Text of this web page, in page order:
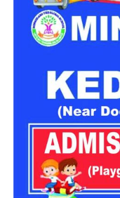
रिपोर्ट के मुताबिक लोग
के दस साल के शासन में
जिनके वो आवाज उठाते
कलह, कुछ स्तरों पर
सामने आई है। बीते कुछ
मामले सामने आए हैं।